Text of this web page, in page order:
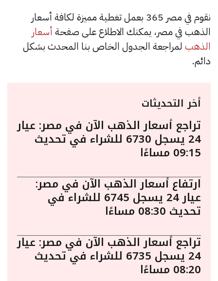
نقوم في مصر 365 بعمل تغطية مميزة لكافة أسعار
الذهب في مصر، يمكنك الاطلاع على صفحة أسعار
الذهب لمراجعة الجدول الخاص بنا المحدث بشكل
دائم.
أخر التحديثات
تراجع أسعار الذهب الآن في مصر: عيار
24 يسجل 6730 للشراء في تحديث
09:15 مساءًا
ارتفاع أسعار الذهب الآن في مصر:
عيار 24 يسجل 6745 للشراء في
تحديث 08:30 مساءًا
تراجع أسعار الذهب الآن في مصر: عيار
24 يسجل 6735 للشراء في تحديث
08:20 مساءًا